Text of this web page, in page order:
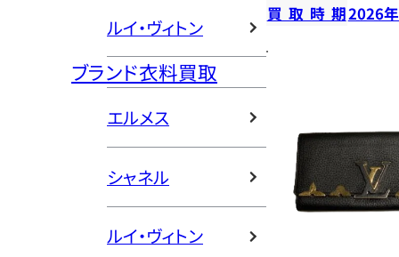
ルイ・ヴィトン
ブランド衣料買取
エルメス
シャネル
ルイ・ヴィトン
買取時期2026